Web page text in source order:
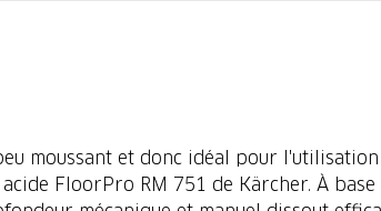
moussant et donc idéal pour
FloorPro RM 751 de Kärcher. À